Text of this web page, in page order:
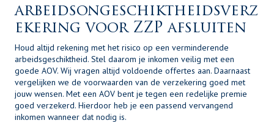
arbeidsongeschiktheidsverz
ekering voor ZZP afsluiten
Houd altijd rekening met het risico op een verminderende
arbeidsgeschiktheid. Stel daarom je inkomen veilig met een
goede AOV. Wij vragen altijd voldoende offertes aan. Daarnaast
vergelijken we de voorwaarden van de verzekering goed met
jouw wensen. Met een AOV bent je tegen een redelijke premie
goed verzekerd. Hierdoor heb je een passend vervangend
inkomen wanneer dat nodig is.